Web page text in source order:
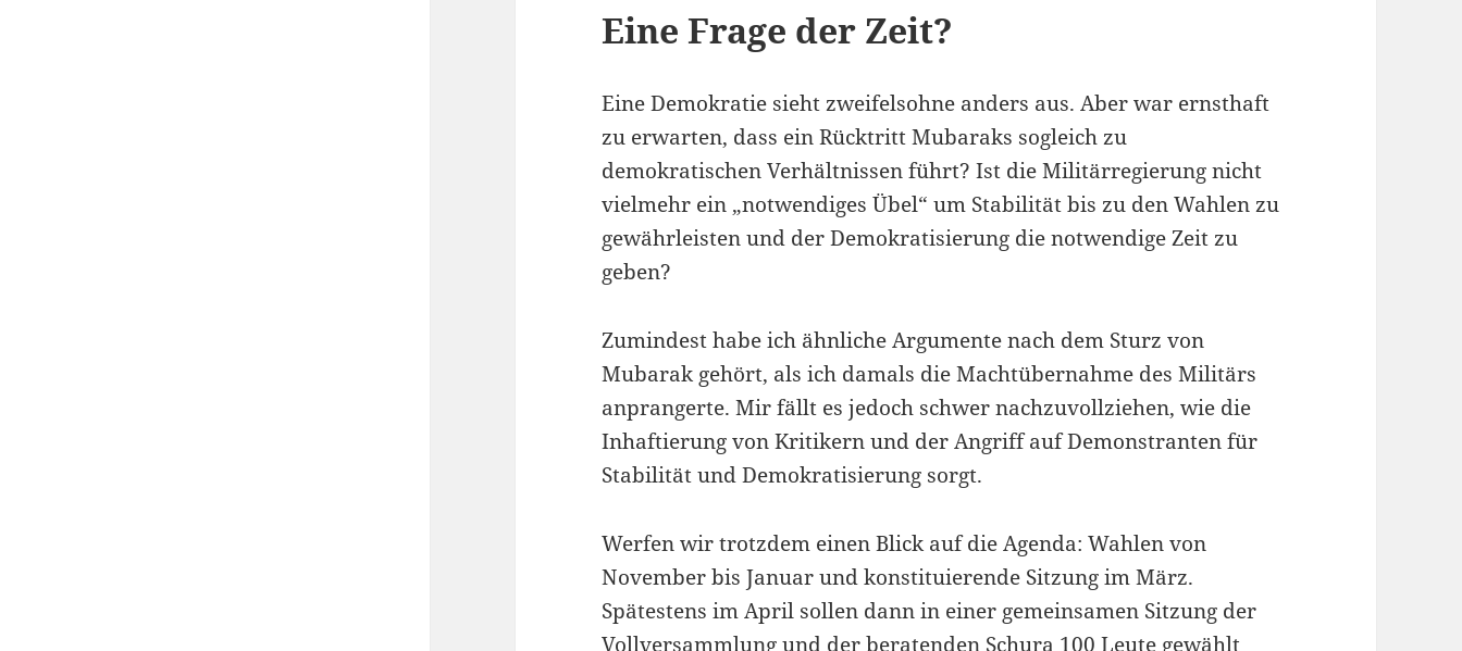
Eine Frage der Zeit?
Eine Demokratie sieht zweifelsohne anders aus. Aber war ernsthaft
zu erwarten, dass ein Rücktritt Mubaraks sogleich zu
demokratischen Verhältnissen führt? Ist die Militärregierung nicht
vielmehr ein „notwendiges Übel“ um Stabilität bis zu den Wahlen zu
gewährleisten und der Demokratisierung die notwendige Zeit zu
geben?
Zumindest habe ich ähnliche Argumente nach dem Sturz von
Mubarak gehört, als ich damals die Machtübernahme des Militärs
anprangerte. Mir fällt es jedoch schwer nachzuvollziehen, wie die
Inhaftierung von Kritikern und der Angriff auf Demonstranten für
Stabilität und Demokratisierung sorgt.
Werfen wir trotzdem einen Blick auf die Agenda: Wahlen von
November bis Januar und konstituierende Sitzung im März.
Spätestens im April sollen dann in einer gemeinsamen Sitzung der
Vollversammlung und der beratenden Schura 100 Leute gewählt